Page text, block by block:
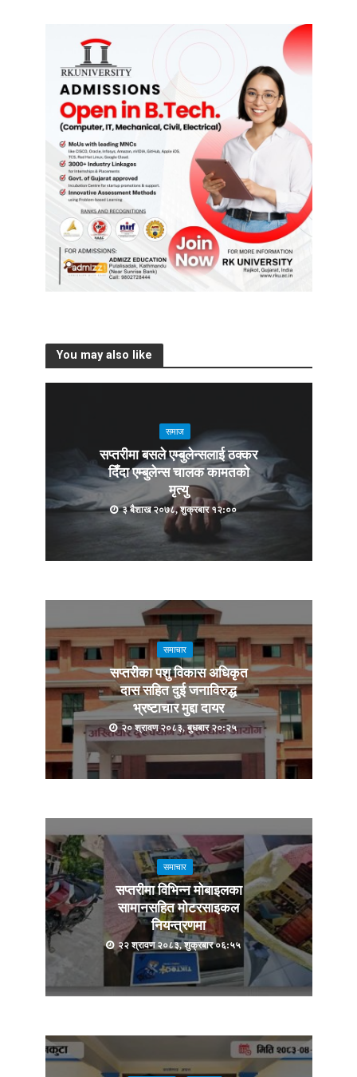
You may also like
समाज
सप्तरीमा बसले एम्बुलेन्सलाई ठक्कर
दिँदा एम्बुलेन्स चालक कामतको
मृत्यु
३ बैशाख २०७८, शुक्रबार १२:००
समाचार
सप्तरीका पशु विकास अधिकृत
दास सहित दुई जनाविरुद्ध
भ्रष्टाचार मुद्दा दायर
२० श्रावण २०८३, बुधबार २०:२५
समाचार
सप्तरीमा विभिन्न मोबाइलका
सामानसहित मोटरसाइकल
नियन्त्रणमा
२२ श्रावण २०८३, शुक्रबार ०६:५५